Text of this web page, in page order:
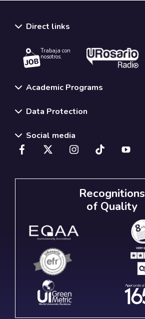
Direct links
Trabaja con
nosotros.
Academic Programs
Data Protection
Social media
Recognitions
of Quality